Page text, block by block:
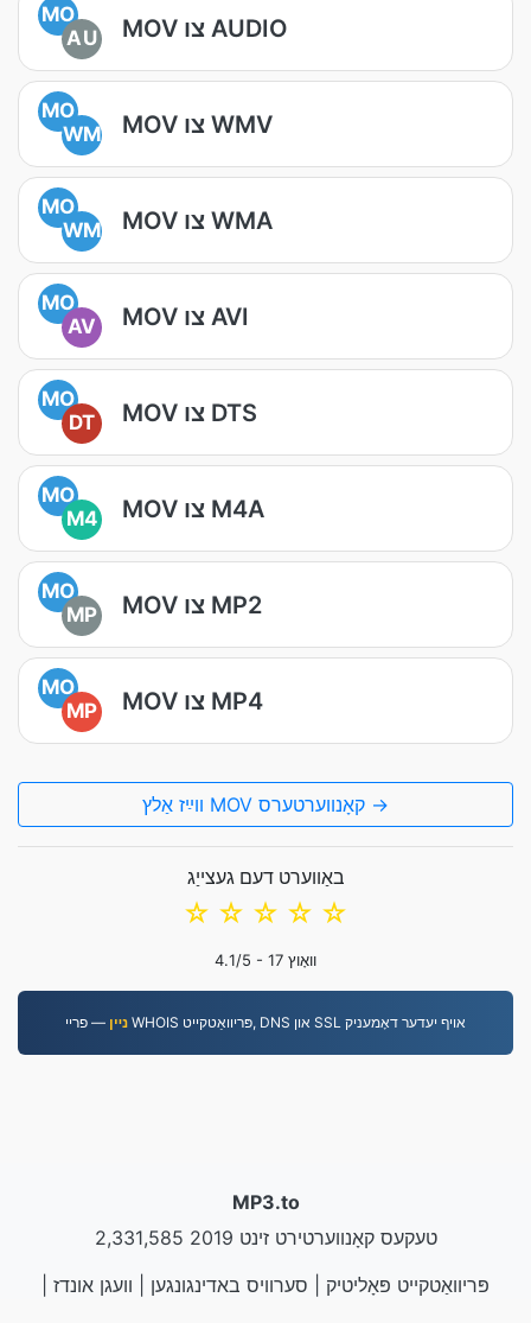
MO
AU
MOV צו AUDIO
MO
WM
MOV צו WMV
MO
WM
MOV צו WMA
MO
AV
MOV צו AVI
MO
DT
MOV צו DTS
MO
M4
MOV צו M4A
MO
MP
MOV צו MP2
MO
MP
MOV צו MP4
װײַז אַלץ MOV קאָנווערטערס →
באַווערט דעם געצייַג
☆
☆
☆
☆
☆
4.1/5 - 17 וואָוץ
נײן — פריי WHOIS פּריוואַטקייט, DNS און SSL אויף יעדער דאָמעניק
MP3.to
2,331,585 טעקעס קאָנווערטירט זינט 2019
פּריוואַטקייט פּאָליטיק
סערוויס באדינגונגען וועגן אונדז